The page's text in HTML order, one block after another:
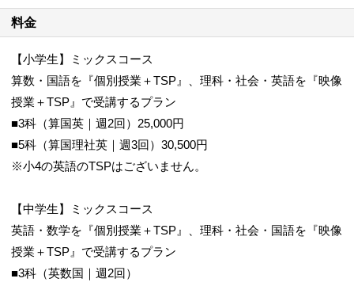
料金
【小学生】ミックスコース
算数・国語を『個別授業＋TSP』、理科・社会・英語を『映像
授業＋TSP』で受講するプラン
■3科（算国英｜週2回）25,000円
■5科（算国理社英｜週3回）30,500円
※小4の英語のTSPはございません。
【中学生】ミックスコース
英語・数学を『個別授業＋TSP』、理科・社会・国語を『映像
授業＋TSP』で受講するプラン
■3科（英数国｜週2回）